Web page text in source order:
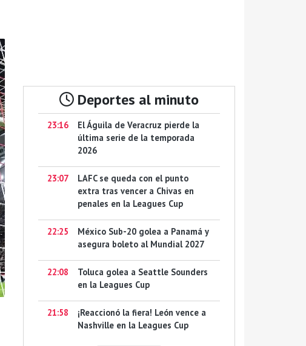
Deportes al minuto
23:16
El Águila de Veracruz pierde la
última serie de la temporada
2026
23:07
LAFC se queda con el punto
extra tras vencer a Chivas en
penales en la Leagues Cup
22:25
México Sub-20 golea a Panamá y
asegura boleto al Mundial 2027
22:08
Toluca golea a Seattle Sounders
en la Leagues Cup
21:58
¡Reaccionó la fiera! León vence a
Nashville en la Leagues Cup